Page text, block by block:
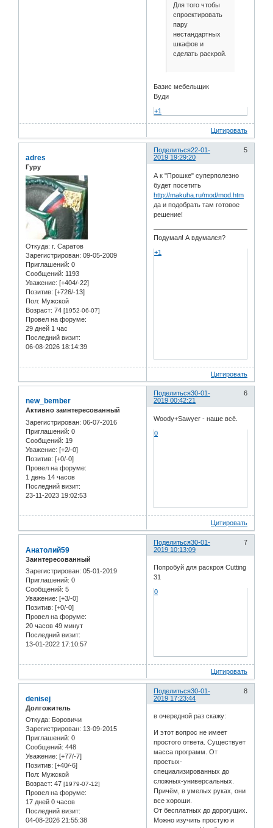
Для того чтобы
спроектировать
пару
нестандартных
шкафов и
сделать раскрой.
Базис мебельщик
Вуди
+1
Цитировать
Поделиться 5
22-01-
2019 19:29:20
adres
Гуру
Откуда: г. Саратов
Зарегистрирован: 09-05-2009
Приглашений: 0
Сообщений: 1193
Уважение: [+404/-22]
Позитив: [+726/-13]
Пол: Мужской
Возраст: 74 [1952-06-07]
Провел на форуме:
29 дней 1 час
Последний визит:
06-08-2026 18:14:39
А к "Прошке" суперполезно
будет посетить
http://makuha.ru/mod/mod.htm
да и подобрать там готовое
решение!
Подумал! А вдумался?
+1
Цитировать
Поделиться 6
30-01-
2019 00:42:21
new_bember
Активно заинтересованный
Зарегистрирован: 06-07-2016
Приглашений: 0
Сообщений: 19
Уважение: [+2/-0]
Позитив: [+0/-0]
Провел на форуме:
1 день 14 часов
Последний визит:
23-11-2023 19:02:53
Woody+Sawyer - наше всё.
0
Цитировать
Поделиться 7
30-01-
2019 10:13:09
Анатолий59
Заинтересованный
Зарегистрирован: 05-01-2019
Приглашений: 0
Сообщений: 5
Уважение: [+3/-0]
Позитив: [+0/-0]
Провел на форуме:
20 часов 49 минут
Последний визит:
13-01-2022 17:10:57
Попробуй для раскроя Cutting
31
0
Цитировать
Поделиться 8
30-01-
2019 17:23:44
denisej
Долгожитель
Откуда: Боровичи
Зарегистрирован: 13-09-2015
Приглашений: 0
Сообщений: 448
Уважение: [+77/-7]
Позитив: [+40/-6]
Пол: Мужской
Возраст: 47 [1979-07-12]
Провел на форуме:
17 дней 0 часов
Последний визит:
04-08-2026 21:55:38
в очередной раз скажу:
И этот вопрос не имеет
простого ответа. Существует
масса программ. От
простых-
специализированных до
сложных-универсальных.
Причём, в умелых руках, они
все хороши.
От бесплатных до дорогущих.
Можно изучить простую и